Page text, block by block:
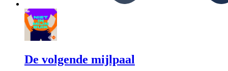
De volgende mijlpaal